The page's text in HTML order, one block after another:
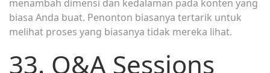
menambah dimensi dan kedalaman pada konten yang
biasa Anda buat. Penonton biasanya tertarik untuk
melihat proses yang biasanya tidak mereka lihat.
33. Q&A Sessions